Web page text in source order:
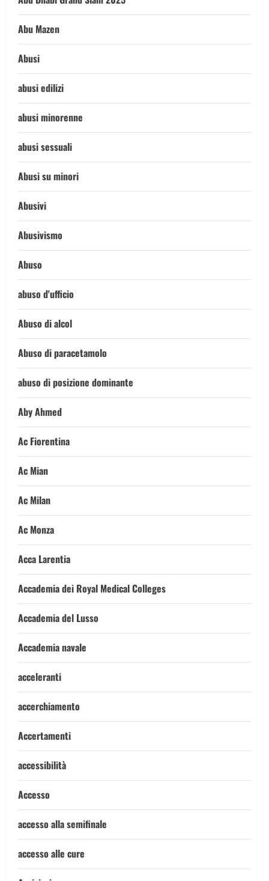
Abu Mazen
Abusi
abusi edilizi
abusi minorenne
abusi sessuali
Abusi su minori
Abusivi
Abusivismo
Abuso
abuso d'ufficio
Abuso di alcol
Abuso di paracetamolo
abuso di posizione dominante
Aby Ahmed
Ac Fiorentina
Ac Mian
Ac Milan
Ac Monza
Acca Larentia
Accademia dei Royal Medical Colleges
Accademia del Lusso
Accademia navale
acceleranti
accerchiamento
Accertamenti
accessibilità
Accesso
accesso alla semifinale
accesso alle cure